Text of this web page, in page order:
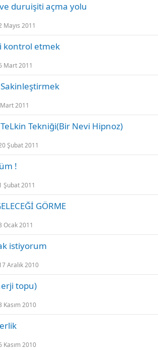
duruişiti açma yolu
Mayıs 2011
kontrol etmek
Mart 2011
Sakinleştirmek
2011
Tekniği(Bir Nevi Hipnoz)
Şubat 2011
!
Şubat 2011
GÖRME
Ocak 2011
istiyorum
Aralık 2010
topu)
Kasım 2010
Kasım 2010